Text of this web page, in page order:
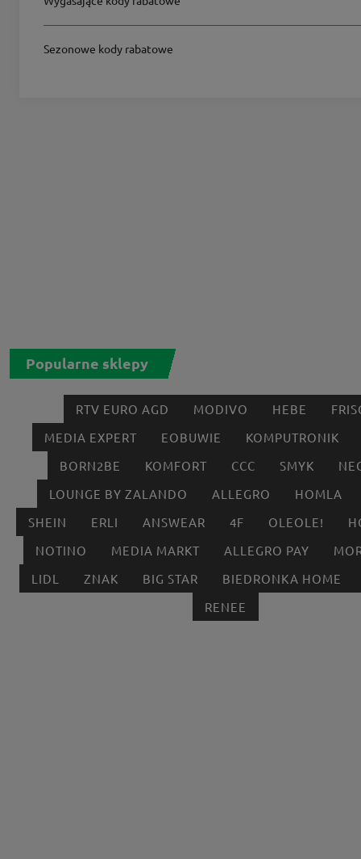
Sezonowe kody rabatowe
Popularne sklepy
RTV EURO AGD MODIVO HEBE
MEDIA EXPERT
EOBUWIE
KOMPUTRONIK
BORN2BE
KOMFORT CCC SMYK
LOUNGE BY ZALANDO
ALLEGRO
HOMLA
SHEIN
ERLI ANSWEAR 4F OLEOLE!
NOTINO
MEDIA MARKT ALLEGRO PAY
LIDL
ZNAK BIG STAR
BIEDRONKA HOME
RENEE